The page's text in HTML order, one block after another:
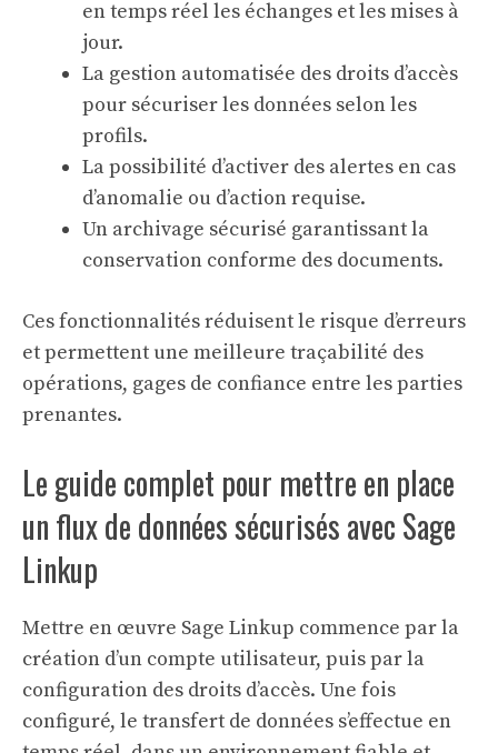
en temps réel les échanges et les mises à
jour.
La gestion automatisée des droits d’accès
pour sécuriser les données selon les
profils.
La possibilité d’activer des alertes en cas
d’anomalie ou d’action requise.
Un archivage sécurisé garantissant la
conservation conforme des documents.
Ces fonctionnalités réduisent le risque d’erreurs
et permettent une meilleure traçabilité des
opérations, gages de confiance entre les parties
prenantes.
Le guide complet pour mettre en place
un flux de données sécurisés avec Sage
Linkup
Mettre en œuvre Sage Linkup commence par la
création d’un compte utilisateur, puis par la
configuration des droits d’accès. Une fois
configuré, le transfert de données s’effectue en